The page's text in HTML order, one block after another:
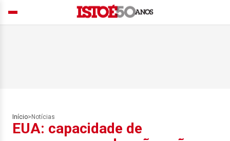
Início> Notícias
EUA: capacidade de